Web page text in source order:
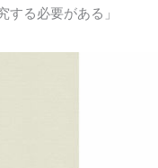
る必要がある」